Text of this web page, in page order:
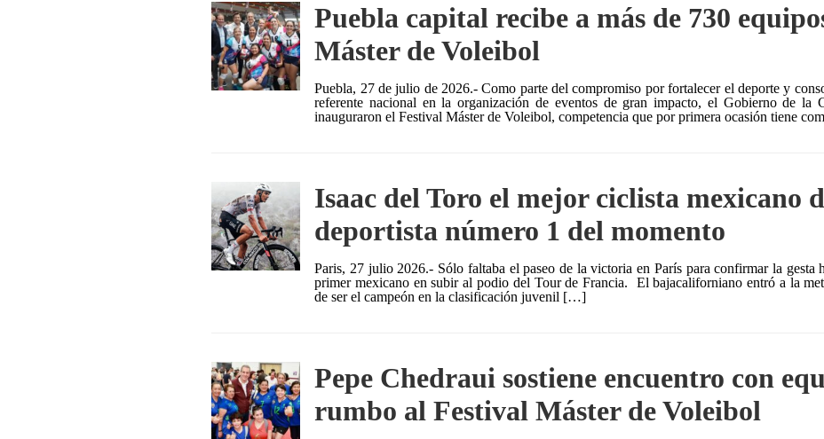
Puebla capital recibe a más de 730
Máster de Voleibol
Puebla, 27 de julio de 2026.- Como parte del compromiso por fortalecer el deporte y
referente nacional en la organización de eventos de gran impacto, el Gobierno de la
inauguraron el Festival Máster de Voleibol, competencia que por primera ocasión tiene
Isaac del Toro el mejor ciclista mexicano
deportista número 1 del momento
Paris, 27 julio 2026.- Sólo faltaba el paseo de la victoria en París para confirmar la gesta
primer mexicano en subir al podio del Tour de Francia. El bajacaliforniano entró a la
de ser el campeón en la clasificación juvenil […]
Pepe Chedraui sostiene encuentro con
rumbo al Festival Máster de Voleibol